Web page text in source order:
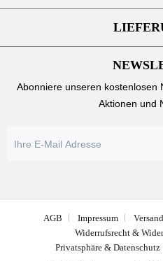
Abonniere unseren kostenlosen
Aktionen und
AGB Impressum
Widerrufsrecht &
Privatsphäre & Datenschutz